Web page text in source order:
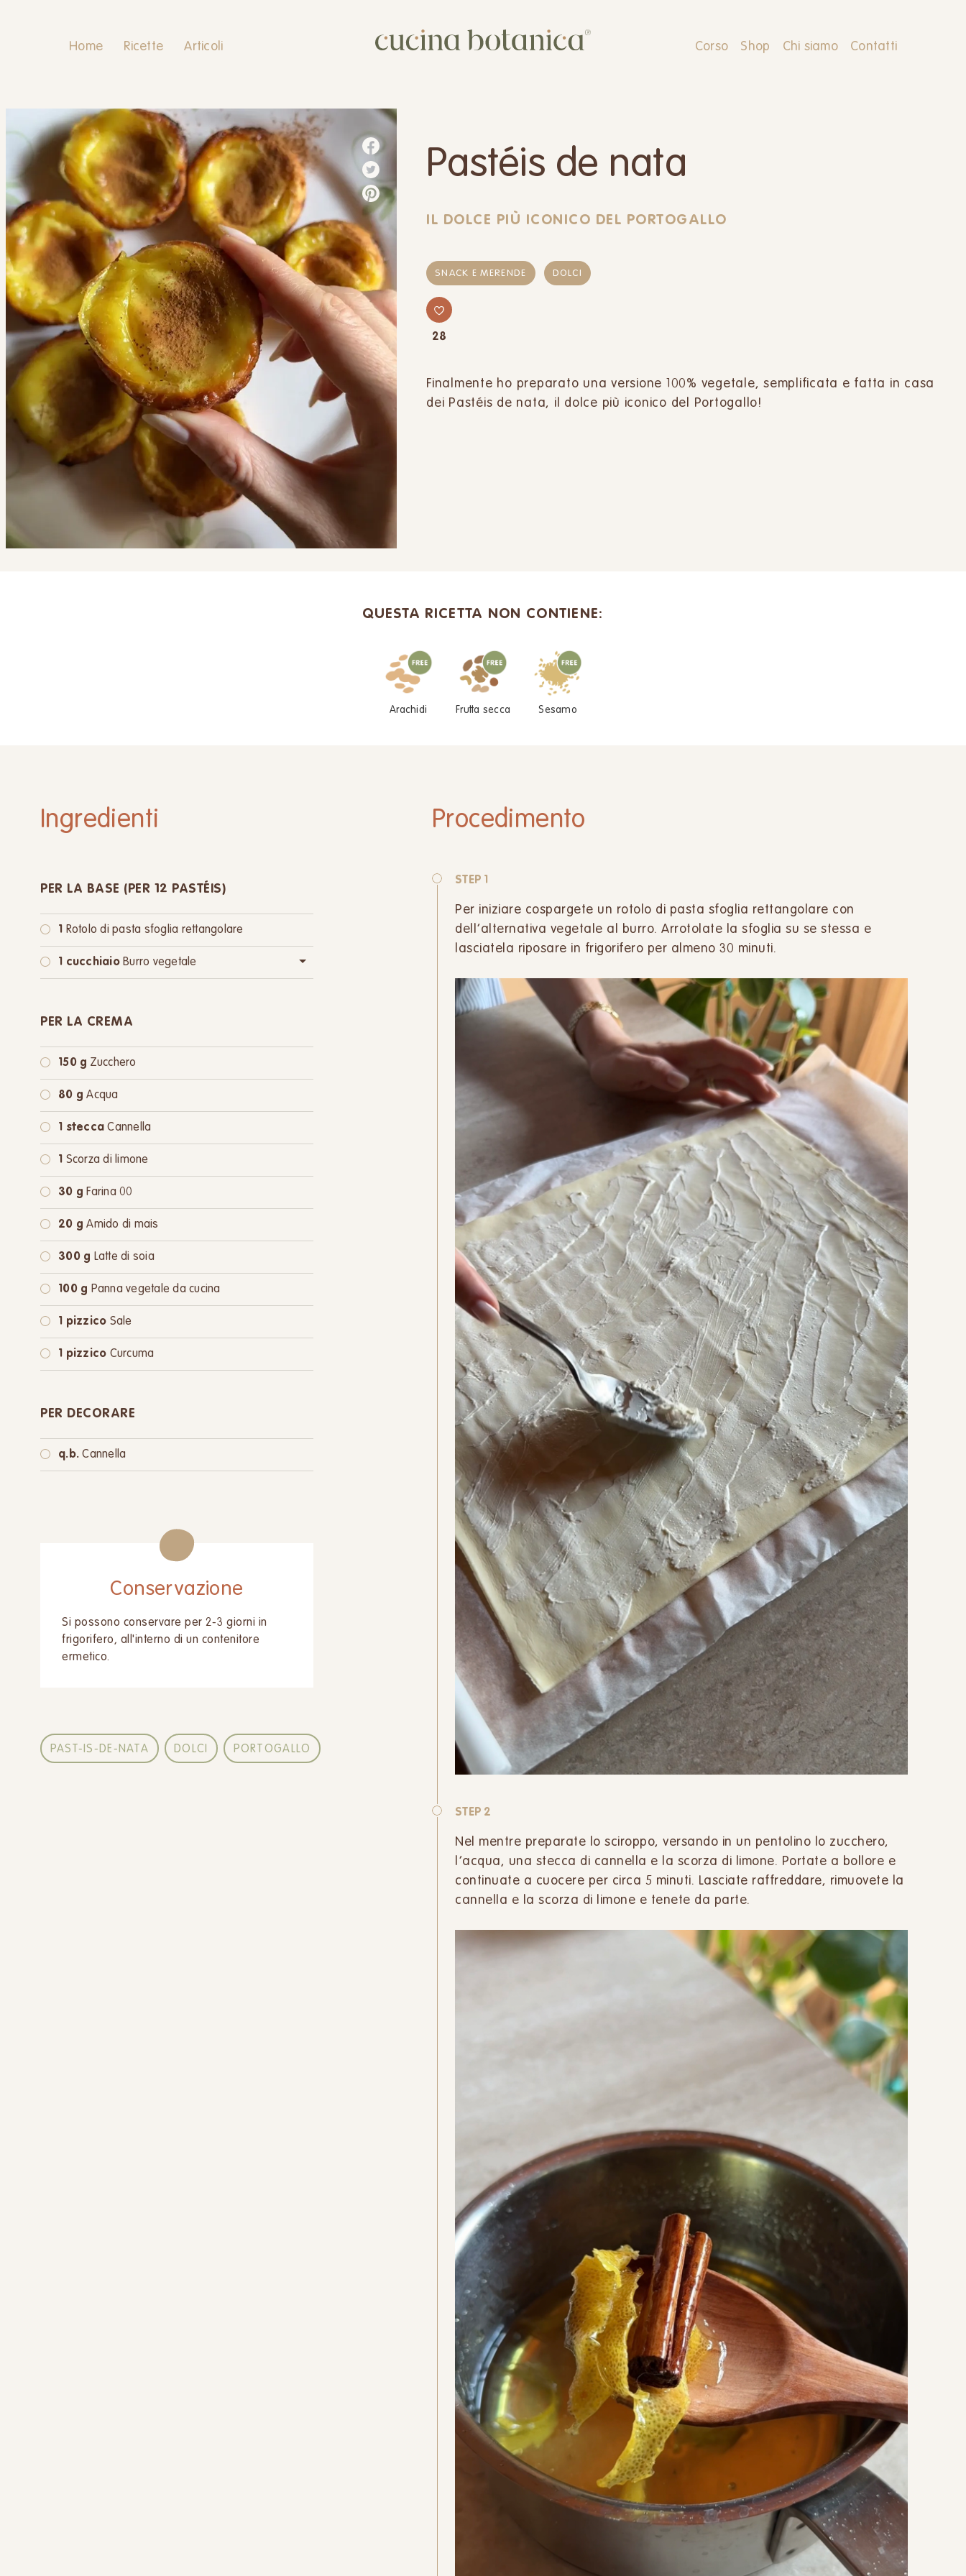
Home Ricette Articoli Corso Shop Chi siamo Contatti
Pastéis de nata
IL DOLCE PIÙ ICONICO DEL PORTOGALLO
SNACK E MERENDE DOLCI
28
Finalmente ho preparato una versione 100% vegetale, semplificata e fatta in casa
dei Pastéis de nata, il dolce più iconico del Portogallo!
QUESTA RICETTA NON CONTIENE:
Arachidi Frutta secca Sesamo
Ingredienti
PER LA BASE (PER 12 PASTÉIS)
1 Rotolo di pasta sfoglia rettangolare
1 cucchiaio Burro vegetale
oppure:1 cucchiaioMargarina
PER LA CREMA
150 g Zucchero
80 g Acqua
1 stecca Cannella
1 Scorza di limone
30 g Farina 00
20 g Amido di mais
300 g Latte di soia
100 g Panna vegetale da cucina
1 pizzico Sale
1 pizzico Curcuma
PER DECORARE
q.b. Cannella
Conservazione
Si possono conservare per 2-3 giorni in
frigorifero, all'interno di un contenitore
ermetico.
PAST-IS-DE-NATA DOLCI PORTOGALLO
Procedimento
STEP 1
Per iniziare cospargete un rotolo di pasta sfoglia rettangolare con
dell’alternativa vegetale al burro. Arrotolate la sfoglia su se stessa e
lasciatela riposare in frigorifero per almeno 30 minuti.
STEP 2
Nel mentre preparate lo sciroppo, versando in un pentolino lo zucchero,
l’acqua, una stecca di cannella e la scorza di limone. Portate a bollore e
continuate a cuocere per circa 5 minuti. Lasciate raffreddare, rimuovete la
cannella e la scorza di limone e tenete da parte.